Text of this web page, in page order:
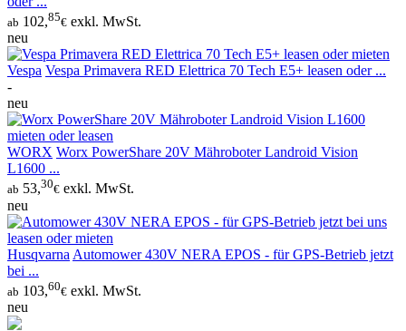
ab 102,85€ exkl. MwSt.
neu
Vespa Vespa Primavera RED Elettrica 70 Tech E5+ leasen oder ...
-
neu
WORX Worx PowerShare 20V Mähroboter Landroid Vision
L1600 ...
ab 53,30€ exkl. MwSt.
neu
Husqvarna Automower 430V NERA EPOS - für GPS-Betrieb jetzt
bei ...
ab 103,60€ exkl. MwSt.
neu